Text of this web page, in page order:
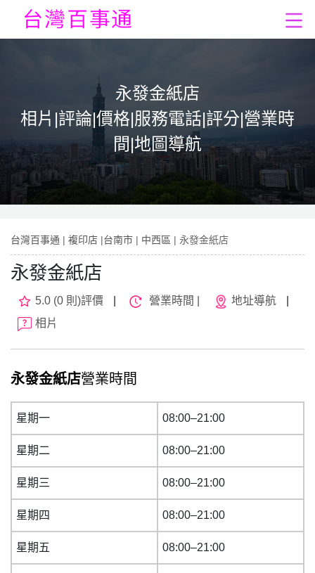
永發金紙店
相片|評論|價格|服務電話|評分|營業時
間|地圖導航
台灣百事通 | 複印店 |台南市 | 中西區 | 永發金紙店
永發金紙店
5.0 (0 則)評價 營業時間 | 地址導航
相片
永發金紙店營業時間
星期一 08:00–21:00
星期二 08:00–21:00
星期三 08:00–21:00
星期四 08:00–21:00
星期五 08:00–21:00